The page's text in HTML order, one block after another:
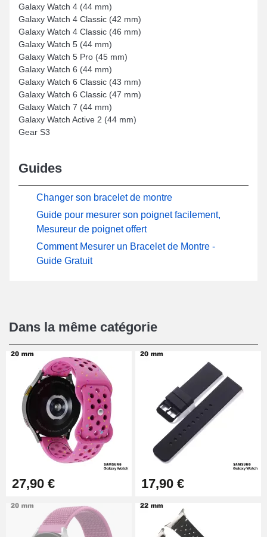
Galaxy Watch 4 (44 mm)
Galaxy Watch 4 Classic (42 mm)
Galaxy Watch 4 Classic (46 mm)
Galaxy Watch 5 (44 mm)
Galaxy Watch 5 Pro (45 mm)
Galaxy Watch 6 (44 mm)
Galaxy Watch 6 Classic (43 mm)
Galaxy Watch 6 Classic (47 mm)
Galaxy Watch 7 (44 mm)
Galaxy Watch Active 2 (44 mm)
Gear S3
Guides
Changer son bracelet de montre
Guide pour mesurer son poignet facilement,
Mesureur de poignet offert
Comment Mesurer un Bracelet de Montre -
Guide Gratuit
Dans la même catégorie
27,90 € 17,90 €